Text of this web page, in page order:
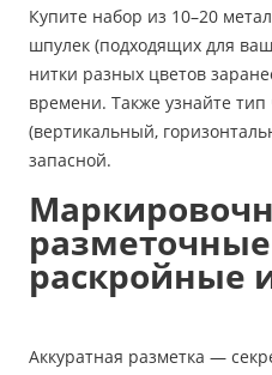
Купите набор из 10–20
шпулек (подходящих для
нитки разных цветов
времени. Также узнайте
(вертикальный,
запасной.
раскройные
Аккуратная разметка —